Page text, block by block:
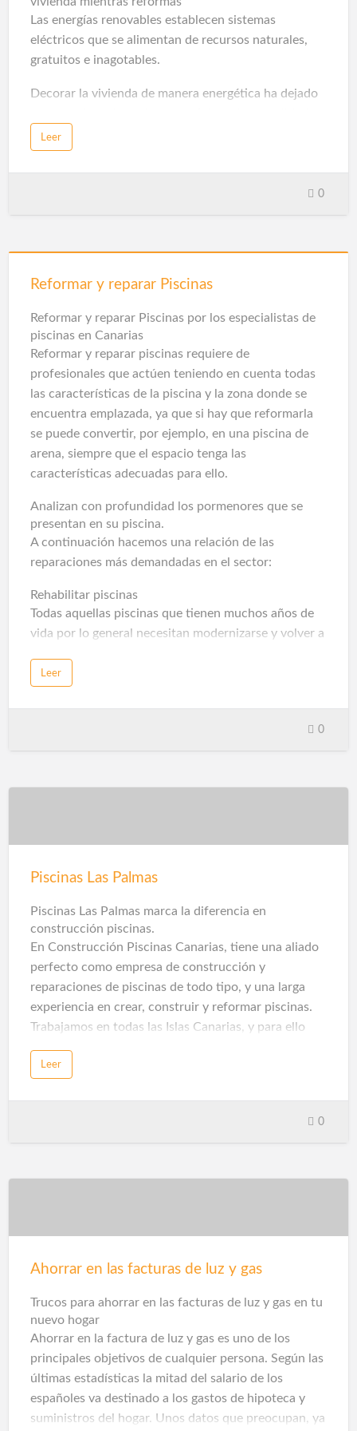
Las energías renovables establecen sistemas
eléctricos que se alimentan de recursos naturales,
gratuitos e inagotables.
Decorar la vivienda de manera energética ha dejado
puesto que ya es posible realizarlo de manera
económica y rentable para una familia media. El
precio de los productos y materiales sostenibles
ecologismo ha cobrado fuerza ante la
plásticos, causantes de la huella de carbono
irreversible en el medio ambiente, sobre todo en los
jóvenes.
Con tal de mitigar los efectos de estas partículas
nocivas, los expertos en el sector exploraron el
campo de las energías renovables para establecer…
Leer
0
Reformar y reparar Piscinas
Reformar y reparar Piscinas por los especialistas de
piscinas en Canarias
Reformar y reparar piscinas requiere de
profesionales que actúen teniendo en cuenta todas
las características de la piscina y la zona donde se
encuentra emplazada, ya que si hay que reformarla
se puede convertir, por ejemplo, en una piscina de
arena, siempre que el espacio tenga las
características adecuadas para ello.
Analizan con profundidad los pormenores que se
presentan en su piscina.
A continuación hacemos una relación de las
reparaciones más demandadas en el sector:
Rehabilitar piscinas
Todas aquellas piscinas que tienen muchos años de
vida por lo general necesitan modernizarse y volver a
máximo de sus prestaciones. La acción de rehabilitar
Leer
0
Piscinas Las Palmas
Piscinas Las Palmas marca la diferencia en
construcción piscinas.
En Construcción Piscinas Canarias, tiene una aliado
perfecto como empresa de construcción y
reparaciones de piscinas de todo tipo, y una larga
experiencia en crear, construir y reformar piscinas.
Trabajamos en todas las Islas Canarias, y para ello
trabajan siguiendo las indicaciones del proyecto del
usuarios y puedan disfrutar con total tranquilidad en
Todo pensado para el jardín del hogar o complejo
hotelero (un gimnasio al aire libre).
utiliza, Construcción Piscinas Canarias, desde
remover la tierra pa…
Leer
0
Ahorrar en las facturas de luz y gas
Trucos para ahorrar en las facturas de luz y gas en tu
nuevo hogar
Ahorrar en la factura de luz y gas es uno de los
principales objetivos de cualquier persona. Según las
últimas estadísticas la mitad del salario de los
españoles va destinado a los gastos de hipoteca y
suministros del hogar. Unos datos que preocupan, ya